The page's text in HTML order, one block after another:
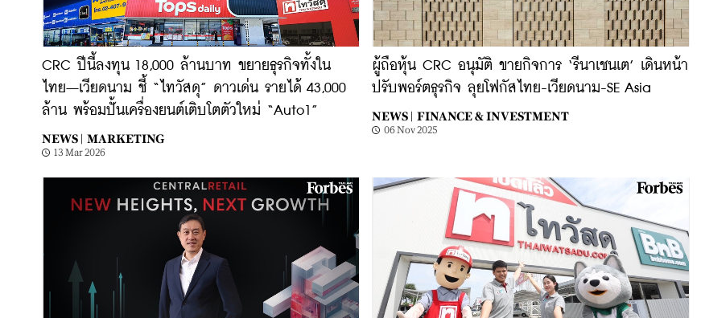
CRC ปีนี้ลงทุน 18,000 ล้านบาท ขยายธุรกิจทั้งใน
ไทย–เวียดนาม ชี้ “ไทวัสดุ” ดาวเด่น รายได้ 43,000
ล้าน พร้อมปั้นเครื่องยนต์เติบโตตัวใหม่ “Auto1”
NEWS | MARKETING
13 Mar 2026
ผู้ถือหุ้น CRC อนุมัติ ขายกิจการ ‘รีนาเชนเต’ เดินหน้า
ปรับพอร์ตธุรกิจ ลุยโฟกัสไทย-เวียดนาม-SE Asia
NEWS | FINANCE & INVESTMENT
06 Nov 2025